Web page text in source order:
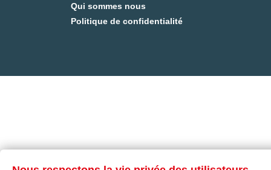
Qui sommes nous
Politique de confidentialité